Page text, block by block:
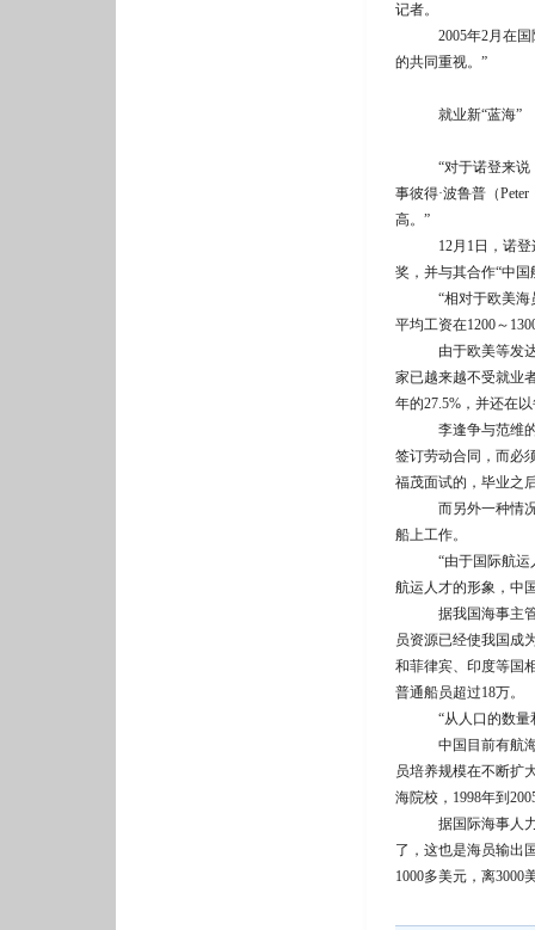
记者。
2005年2月在国际
的共同重视。”
就业新“蓝海”
“对于诺登来说，
事彼得·波鲁普（
高。”
12月1日，诺登连
奖，并与其合作“中
“相对于欧美海员
平均工资在1200～
由于欧美等发达国
家已越来越不受就业
年的27.5%，并还在
李逢争与范维的工
签订劳动合同，而必
福茂面试的，毕业之
而另外一种情况，
船上工作。
“由于国际航运人
航运人才的形象，中
据我国海事主管部
员资源已经使我国成
和菲律宾、印度等国
普通船员超过18万。
“从人口的数量和
中国目前有航海院
员培养规模在不断扩
海院校，1998年到
据国际海事人力资
了，这也是海员输出
1000多美元，离